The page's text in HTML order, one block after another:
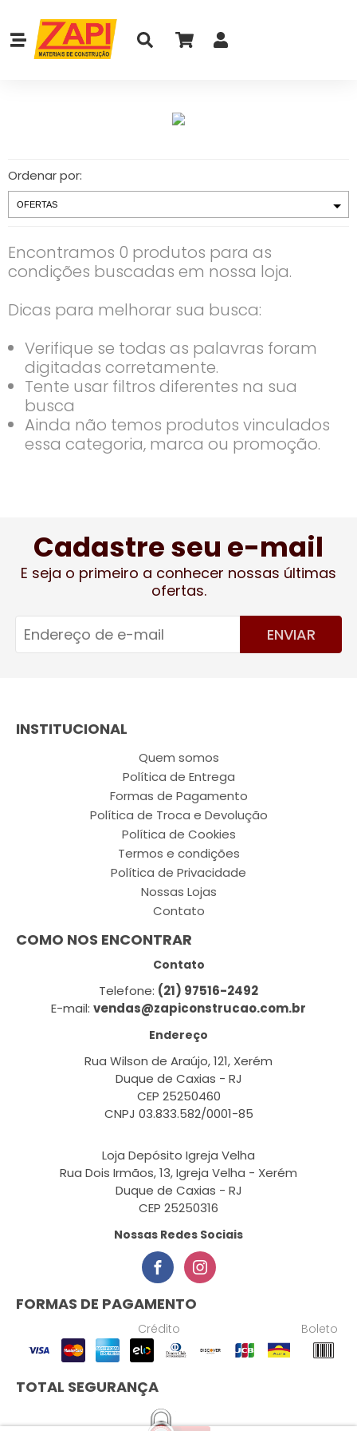
Ordenar por:
Encontramos 0 produtos para as
condições buscadas em nossa loja.
Dicas para melhorar sua busca:
Verifique se todas as palavras foram
digitadas corretamente.
Tente usar filtros diferentes na sua
busca
Ainda não temos produtos vinculados
essa categoria, marca ou promoção.
Cadastre seu e-mail
E seja o primeiro a conhecer nossas últimas
ofertas.
ENVIAR
INSTITUCIONAL
Quem somos
Política de Entrega
Formas de Pagamento
Política de Troca e Devolução
Política de Cookies
Termos e condições
Política de Privacidade
Nossas Lojas
Contato
COMO NOS ENCONTRAR
Contato
Telefone: (21) 97516-2492
E-mail: vendas@zapiconstrucao.com.br
Endereço
Rua Wilson de Araújo, 121, Xerém
Duque de Caxias - RJ
CEP 25250460
CNPJ 03.833.582/0001-85
Loja Depósito Igreja Velha
Rua Dois Irmãos, 13, Igreja Velha - Xerém
Duque de Caxias - RJ
CEP 25250316
Nossas Redes Sociais
FORMAS DE PAGAMENTO
Crédito Boleto
TOTAL SEGURANÇA